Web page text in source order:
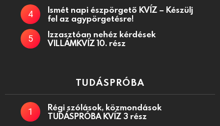
Ismét napi észpörgető KVÍZ – Készülj
fel az agypörgetésre!
Izzasztóan nehéz kérdések
VILLÁMKVÍZ 10. rész
TUDÁSPRÓBA
Régi szólások, közmondások
TUDÁSPRÓBA KVÍZ 3 rész